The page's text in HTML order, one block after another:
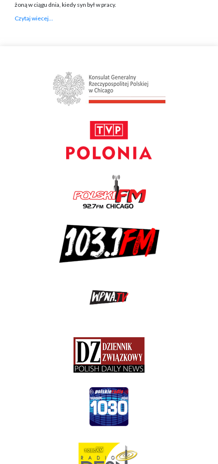
żoną w ciągu dnia, kiedy syn był w pracy.
Czytaj wiecej…